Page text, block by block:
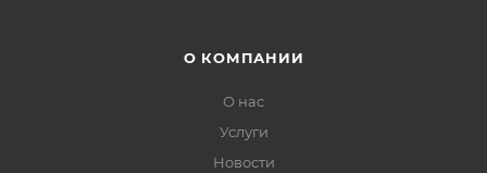
О КОМПАНИИ
О нас
Услуги
Новости